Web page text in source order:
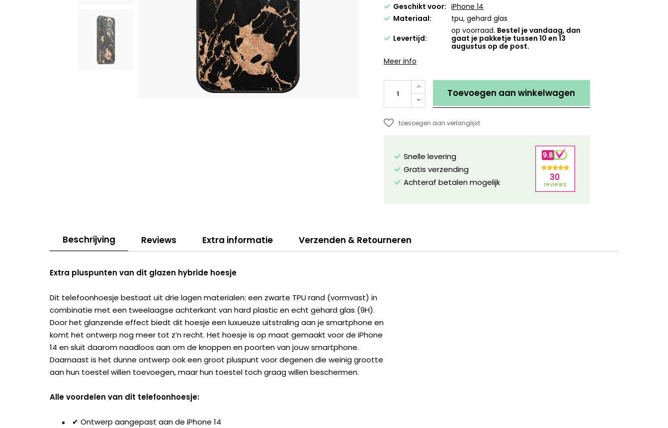
Geschikt voor: iPhone 14
Materiaal:
tpu, gehard glas
Levertijd:
op voorraad. Bestel je vandaag, dan
gaat je pakketje tussen 10 en 13
augustus op de post.
Meer info
Toevoegen aan winkelwagen
toevoegen aan verlanglijst
Snelle levering
Gratis verzending
Achteraf betalen mogelijk
Beschrijving Reviews Extra informatie Verzenden & Retourneren
Extra pluspunten van dit glazen hybride hoesje
Dit telefoonhoesje bestaat uit drie lagen materialen: een zwarte TPU rand (vormvast) in
combinatie met een tweelaagse achterkant van hard plastic en echt gehard glas (9H).
Door het glanzende effect biedt dit hoesje een luxueuze uitstraling aan je smartphone en
komt het ontwerp nog meer tot z’n recht. Het hoesje is op maat gemaakt voor de iPhone
14 en sluit daarom naadloos aan om de knoppen en poorten van jouw smartphone.
Daarnaast is het dunne ontwerp ook een groot pluspunt voor degenen die weinig grootte
aan hun toestel willen toevoegen, maar hun toestel toch graag willen beschermen.
Alle voordelen van dit telefoonhoesje:
✔ Ontwerp aangepast aan de iPhone 14